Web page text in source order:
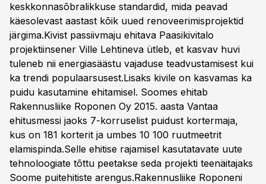
keskkonnasõbralikkuse standardid, mida peavad
käesolevast aastast kõik uued renoveerimisprojektid
järgima.Kivist passiivmaju ehitava Paasikivitalo
projektiinsener Ville Lehtineva ütleb, et kasvav huvi
tuleneb nii energiasäästu vajaduse teadvustamisest kui
ka trendi populaarsusest.Lisaks kivile on kasvamas ka
puidu kasutamine ehitamisel. Soomes ehitab
Rakennusliike Roponen Oy 2015. aasta Vantaa
ehitusmessi jaoks 7-korruselist puidust kortermaja,
kus on 181 korterit ja umbes 10 100 ruutmeetrit
elamispinda.Selle ehitise rajamisel kasutatavate uute
tehnoloogiate tõttu peetakse seda projekti teenäitajaks
Soome puitehitiste arengus.Rakennusliike Roponeni